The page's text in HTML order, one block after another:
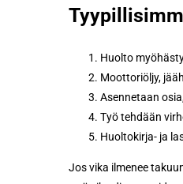
Huolto
Moottoriöljy,
Asennetaan
Työ tehdään
Huoltokirja- ja
Jos vika ilmenee